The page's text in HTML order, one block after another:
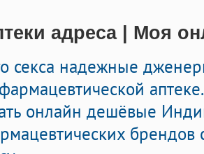
адреса | Моя
секса надежные
онлайн дешёвые
брендов